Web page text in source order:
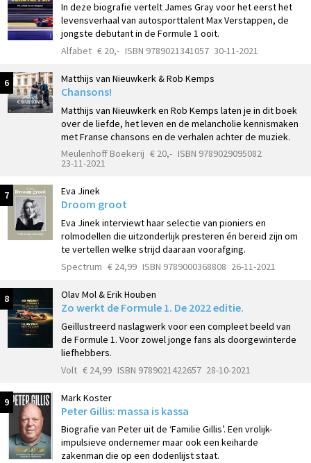
In deze biografie vertelt James Gray voor het eerst het
levensverhaal van autosporttalent Max Verstappen, de
jongste debutant in de Formule 1 ooit.
Alfabet € 20,- ISBN 9789021341057 30-11-2021
6 Matthijs van Nieuwkerk & Rob Kemps
Chansons!
Matthijs van Nieuwkerk en Rob Kemps laten je in dit boek
over de liefde, het leven en de melancholie kennismaken
met Franse chansons en de verhalen achter de muziek.
Meulenhoff Boekerij € 20,- ISBN 9789029095082
23-11-2021
7 Eva Jinek
Droom groot
Eva Jinek interviewt haar selectie van pioniers en
rolmodellen die uitzonderlijk presteren én bereid zijn om
te vertellen welke strijd daaraan voorafging.
Spectrum € 24,99 ISBN 9789000368808 26-11-2021
8 Olav Mol & Erik Houben
Zo werkt de Formule 1. De 2022 editie.
Geïllustreerd naslagwerk voor een compleet beeld van
de Formule 1. Voor zowel jonge fans als doorgewinterde
liefhebbers.
Volt € 24,99 ISBN 9789021422657 28-10-2021
9 Mark Koster
Peter Gillis: massa is kassa
Biografie van Peter uit de ‘Familie Gillis’. Een vrolijk-
impulsieve ondernemer maar ook een keiharde
zakenman die op een dodenlijst staat.